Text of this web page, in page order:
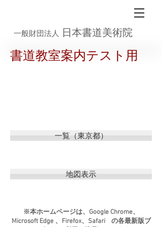
一般財団法人 日本書道美術院
書道教室案内テスト用
一覧（東京都）
地図表示
※本ホームページは、Google Chrome、
Microsoft Edge 、Firefox、Safari の各最新版ブ